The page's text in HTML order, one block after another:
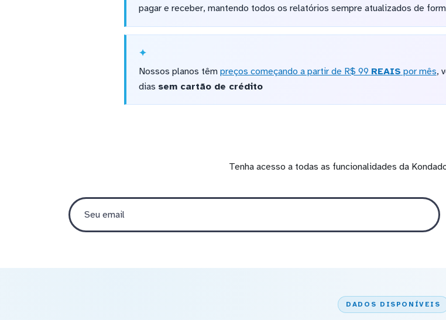
pagar e receber, mantendo todos os relatórios sempre atualizados de
Nossos planos têm preços começando a partir de R$ 99 REAIS por mês,
dias sem cartão de crédito
Tenha acesso a todas as funcionalidades da
DADOS DISPONÍVEIS